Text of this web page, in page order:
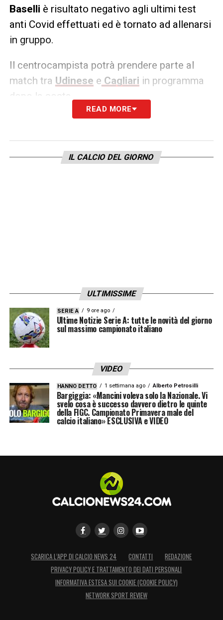
Baselli è risultato negativo agli ultimi test
anti Covid effettuati ed è tornato ad allenarsi
in gruppo.
Il centrocampista potrà prendere parte al
match tra Udinese e Cagliari in programma
dopo la sosta.
READ MORE
IL CALCIO DEL GIORNO
ULTIMISSIME
SERIE A 9 ore ago
Ultime Notizie Serie A: tutte le novità del giorno
sul massimo campionato italiano
VIDEO
HANNO DETTO 1 settimana ago Alberto Petrosilli
Bargiggia: «Mancini voleva solo la Nazionale. Vi
svelo cosa è successo davvero dietro le quinte
della FIGC. Campionato Primavera male del
calcio italiano» ESCLUSIVA e VIDEO
SCARICA L’APP DI CALCIO NEWS 24 CONTATTI
REDAZIONE
PRIVACY POLICY E TRATTAMENTO DEI DATI PERSONALI
INFORMATIVA ESTESA SUI COOKIE (COOKIE POLICY)
NETWORK SPORT REVIEW